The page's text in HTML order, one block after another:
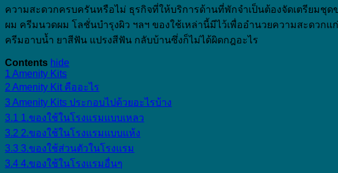
ความสะดวกครบครันหรือไม่ ธุรกิจที่ให้บริการด้านที่พักจำเป็นต้องจัดเตรียมชุด
ผม ครีมนวดผม โลชั่นบำรุงผิว ฯลฯ ของใช้เหล่านี้มีไว้เพื่ออำนวยความสะดวก
ครีมอาบน้ำ ยาสีฟัน แปรงสีฟัน กลับบ้านซึ่งก็ไม่ได้ผิดกฎอะไร
Contents hide
1 Amenity Kits
2 Amenity Kit คืออะไร
3 Amenity Kits ประกอบไปด้วยอะไรบ้าง
3.1 1.ของใช้ในโรงแรมแบบเหลว
3.2 2.ของใช้ในโรงแรมแบบแห้ง
3.3 3.ของใช้ส่วนตัวในโรงแรม
3.4 4.ของใช้ในโรงแรมอื่นๆ